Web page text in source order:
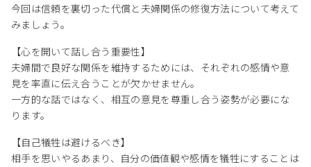
今回は信頼を裏切った代償と夫婦関係の修復方法について考えて
みましょう。
【心を開いて話し合う重要性】
夫婦間で良好な関係を維持するためには、それぞれの感情や意
見を率直に伝え合うことが欠かせません。
一方的な話ではなく、相互の意見を尊重し合う姿勢が必要にな
ります。
【自己犠牲は避けるべき】
相手を思いやるあまり、自分の価値観や感情を犠牲にすることは